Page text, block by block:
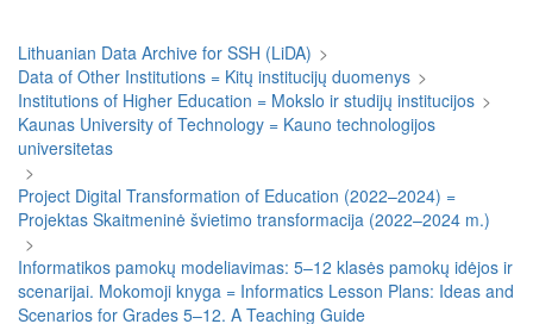
Lithuanian Data Archive for SSH (LiDA) >
Data of Other Institutions = Kitų institucijų duomenys >
Institutions of Higher Education = Mokslo ir studijų institucijos >
Kaunas University of Technology = Kauno technologijos
universitetas
>
Project Digital Transformation of Education (2022–2024) =
Projektas Skaitmeninė švietimo transformacija (2022–2024 m.)
>
Informatikos pamokų modeliavimas: 5–12 klasės pamokų idėjos ir
scenarijai. Mokomoji knyga = Informatics Lesson Plans: Ideas and
Scenarios for Grades 5–12. A Teaching Guide